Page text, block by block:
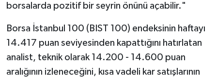
borsalarda pozitif bir seyrin önünü açabilir."
Borsa İstanbul 100 (BIST 100) endeksinin haftayı
14.417 puan seviyesinden kapattığını hatırlatan
analist, teknik olarak 14.200 - 14.600 puan
aralığının izleneceğini, kısa vadeli kar satışlarının